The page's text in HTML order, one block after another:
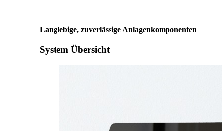
Langlebige, zuverlässige Anlagenkomponenten
System Übersicht